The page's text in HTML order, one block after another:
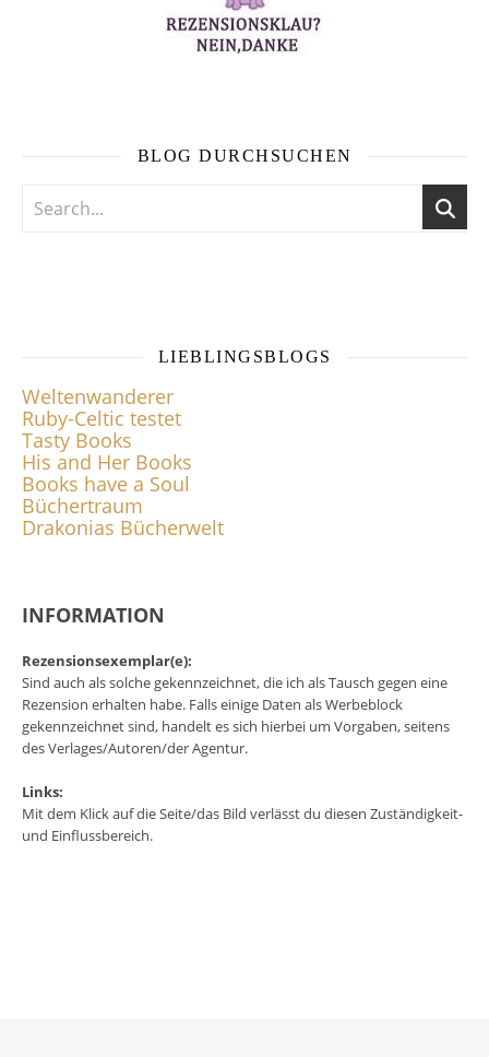
BLOG DURCHSUCHEN
LIEBLINGSBLOGS
Weltenwanderer
Ruby-Celtic testet
Tasty Books
His and Her Books
Books have a Soul
Büchertraum
Drakonias Bücherwelt
INFORMATION
Rezensionsexemplar(e):
Sind auch als solche gekennzeichnet, die ich als Tausch gegen eine
Rezension erhalten habe. Falls einige Daten als Werbeblock
gekennzeichnet sind, handelt es sich hierbei um Vorgaben, seitens
des Verlages/Autoren/der Agentur.
Links:
Mit dem Klick auf die Seite/das Bild verlässt du diesen Zuständigkeit-
und Einflussbereich.